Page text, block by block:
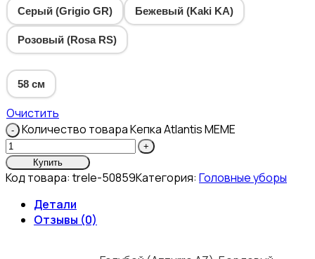
Серый (Grigio GR) Бежевый (Kaki KA)
Розовый (Rosa RS)
58 см
Очистить
Количество товара Кепка Atlantis MEME
Купить
Код товара:trele-50859Категория: Головные уборы
Детали
Отзывы (0)